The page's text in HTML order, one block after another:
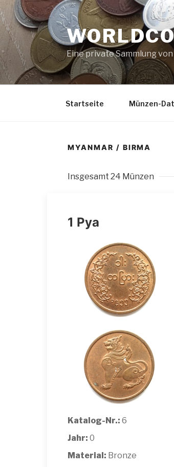
Zum
Inhalt
springen
Eine private Sammlung
Startseite Münzen-
MYANMAR / BIRMA
Insgesamt 24 Münzen
1 Pya
Katalog-Nr.: 6
Jahr: 0
Material: Bronze